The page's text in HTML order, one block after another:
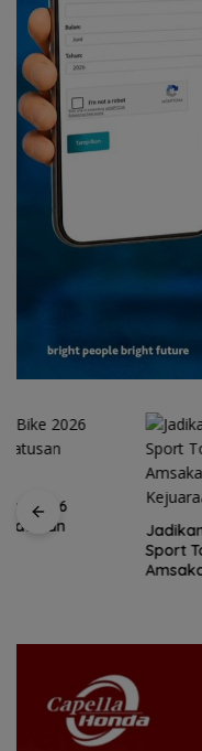
Jadikan Batam Destinasi
Sport Tourism, Wali Kota
Amsakar Achmad Siap